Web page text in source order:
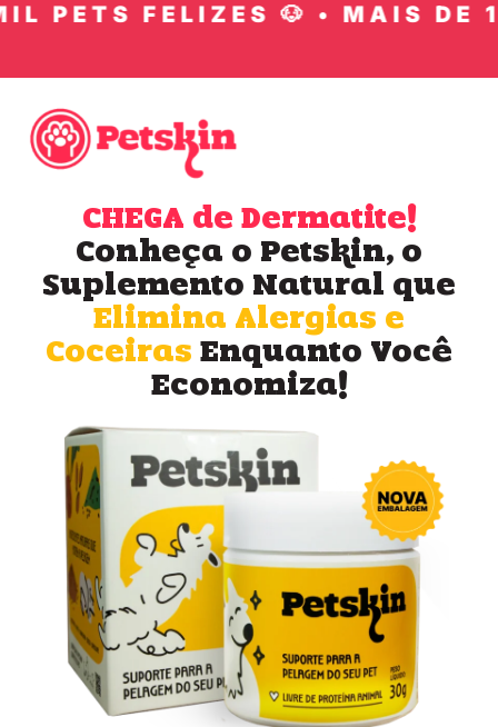
PETS FELIZES 🐶 • MAIS DE
CHEGA de Dermatite!
Conheça o Petskin, o
Suplemento Natural que
Elimina Alergias e
CoceirasEnquanto Você
Economiza!